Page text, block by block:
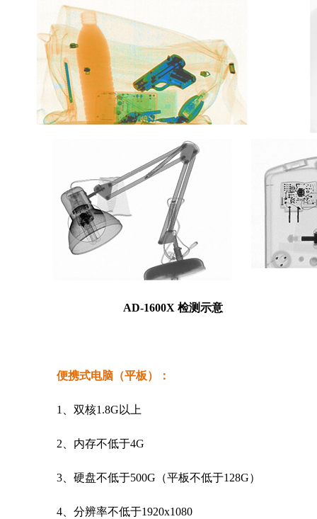
AD-1600X 检测示意
便携式电脑（平板）：
1、双核1.8G以上
2、内存不低于4G
3、硬盘不低于500G（平板不低于128G）
4、分辨率不低于1920x1080